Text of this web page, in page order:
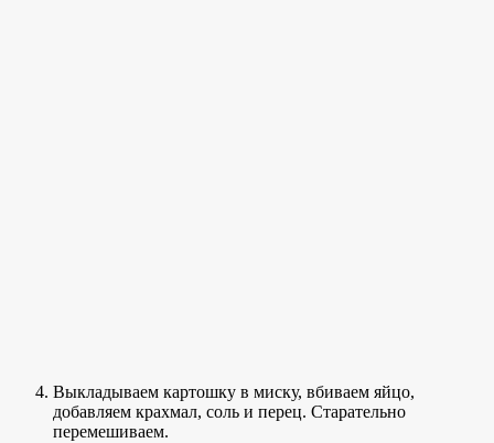
Выкладываем картошку в миску, вбиваем яйцо,
добавляем крахмал, соль и перец. Старательно
перемешиваем.